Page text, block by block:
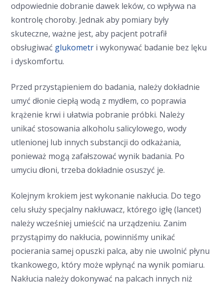
odpowiednie dobranie dawek leków, co wpływa na
kontrolę choroby. Jednak aby pomiary były
skuteczne, ważne jest, aby pacjent potrafił
obsługiwać glukometr i wykonywać badanie bez lęku
i dyskomfortu.
Przed przystąpieniem do badania, należy dokładnie
umyć dłonie ciepłą wodą z mydłem, co poprawia
krążenie krwi i ułatwia pobranie próbki. Należy
unikać stosowania alkoholu salicylowego, wody
utlenionej lub innych substancji do odkażania,
ponieważ mogą zafałszować wynik badania. Po
umyciu dłoni, trzeba dokładnie osuszyć je.
Kolejnym krokiem jest wykonanie nakłucia. Do tego
celu służy specjalny nakłuwacz, którego igłę (lancet)
należy wcześniej umieścić na urządzeniu. Zanim
przystąpimy do nakłucia, powinniśmy unikać
pocierania samej opuszki palca, aby nie uwolnić płynu
tkankowego, który może wpłynąć na wynik pomiaru.
Nakłucia należy dokonywać na palcach innych niż